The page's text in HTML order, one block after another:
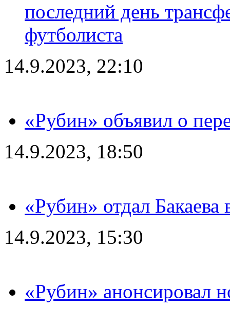
последний день
футболиста
14.9.2023, 22:10
«Рубин» объявил о
14.9.2023, 18:50
«Рубин» отдал
14.9.2023, 15:30
«Рубин» анонсировал